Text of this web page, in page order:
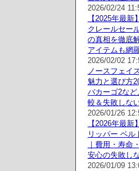
2026/02/24
【2025年最
クレールセー
の真相を徹底
アイテムも網
2026/02/02
ノースフェイ
魅力と選び方
バカーゴ2な
較＆失敗しな
2026/01/26
【2026年最
リッパー ベル
｜費用・寿命
安心の失敗し
2026/01/09